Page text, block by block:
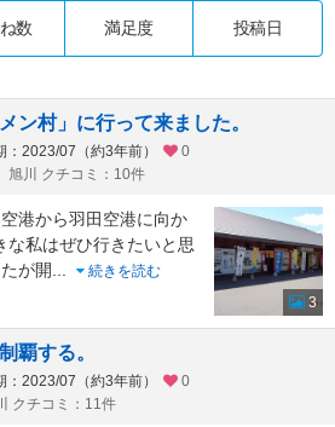
数 満足度 投稿日
ン村」に行って来ました。
：2023/07（約3年前）
0
旭川 クチコミ：10件
港から羽田空港に向か
な私はぜひ行きたいと思
が開...
続きを読む
3
覇する。
：2023/07（約3年前）
0
クチコミ：11件